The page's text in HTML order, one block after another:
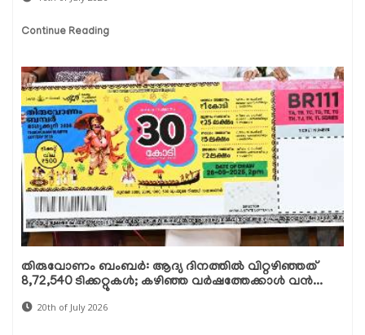
Continue Reading
തിരുവോണം ബംബർ: ആദ്യ ദിനത്തിൽ വിറ്റഴിഞ്ഞത്
8,72,540 ടിക്കറ്റുകൾ; കഴിഞ്ഞ വർഷത്തേക്കാൾ വൻ...
20th of July 2026